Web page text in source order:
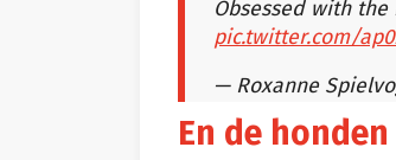
Obsessed with the
pic.twitter.com/
— Roxanne
En de